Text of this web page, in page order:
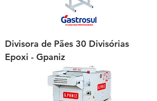
Divisora de Pães 30 Divisórias
Epoxi - Gpaniz